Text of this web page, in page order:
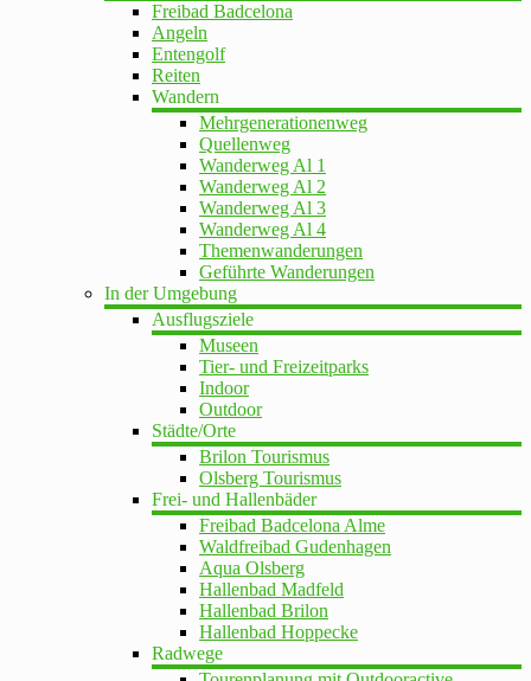
Freibad Badcelona
Angeln
Entengolf
Reiten
Wandern
Mehrgenerationenweg
Quellenweg
Wanderweg Al 1
Wanderweg Al 2
Wanderweg Al 3
Wanderweg Al 4
Themenwanderungen
Geführte Wanderungen
In der Umgebung
Ausflugsziele
Museen
Tier- und Freizeitparks
Indoor
Outdoor
Städte/Orte
Brilon Tourismus
Olsberg Tourismus
Frei- und Hallenbäder
Freibad Badcelona Alme
Waldfreibad Gudenhagen
Aqua Olsberg
Hallenbad Madfeld
Hallenbad Brilon
Hallenbad Hoppecke
Radwege